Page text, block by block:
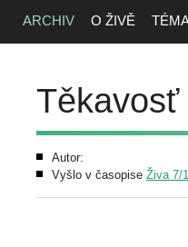
ARCHIV O ŽIVĚ
Těkavosť
Autor:
Vyšlo v časopise Živa 7/